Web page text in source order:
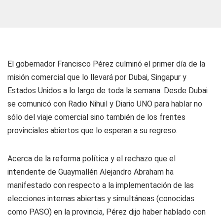
El gobernador Francisco Pérez culminó el primer día de la
misión comercial que lo llevará por Dubai, Singapur y
Estados Unidos a lo largo de toda la semana. Desde Dubai
se comunicó con Radio Nihuil y Diario UNO para hablar no
sólo del viaje comercial sino también de los frentes
provinciales abiertos que lo esperan a su regreso.
Acerca de la reforma política y el rechazo que el
intendente de Guaymallén Alejandro Abraham ha
manifestado con respecto a la implementación de las
elecciones internas abiertas y simultáneas (conocidas
como PASO) en la provincia, Pérez dijo haber hablado con